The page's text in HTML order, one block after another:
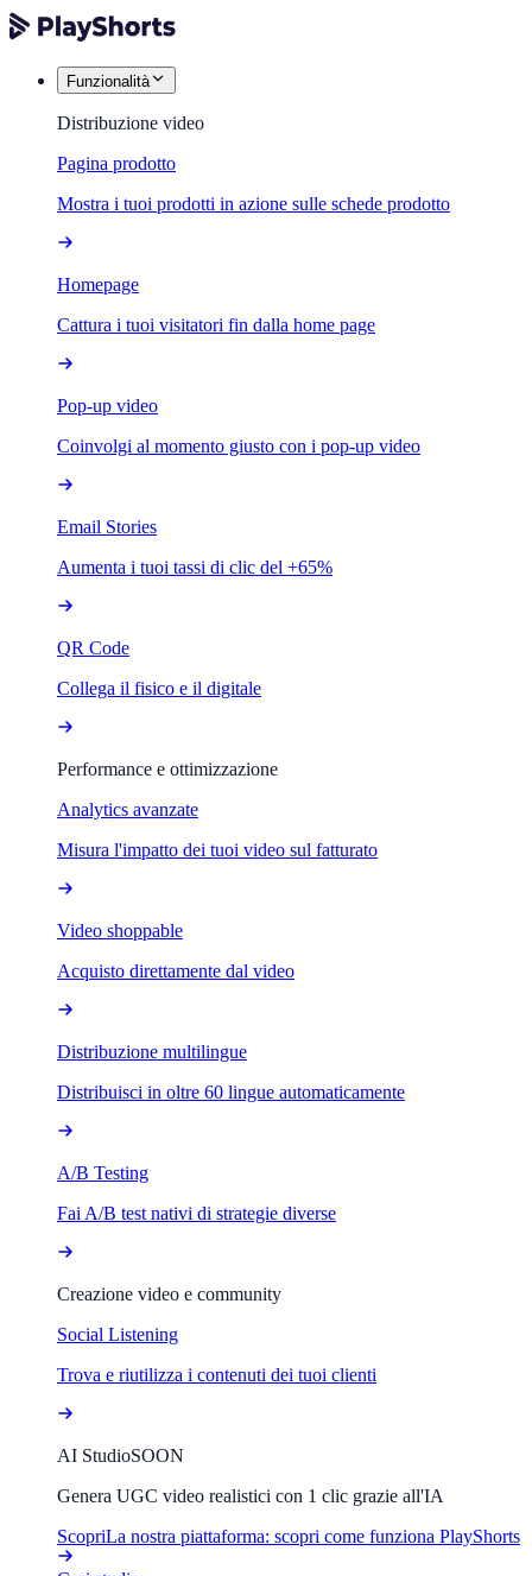
Funzionalità
Distribuzione video
Pagina prodotto
Mostra i tuoi prodotti in azione sulle schede prodotto
Homepage
Cattura i tuoi visitatori fin dalla home page
Pop-up video
Coinvolgi al momento giusto con i pop-up video
Email Stories
Aumenta i tuoi tassi di clic del +65%
QR Code
Collega il fisico e il digitale
Performance e ottimizzazione
Analytics avanzate
Misura l'impatto dei tuoi video sul fatturato
Video shoppable
Acquisto direttamente dal video
Distribuzione multilingue
Distribuisci in oltre 60 lingue automaticamente
A/B Testing
Fai A/B test nativi di strategie diverse
Creazione video e community
Social Listening
Trova e riutilizza i contenuti dei tuoi clienti
AI StudioSOON
Genera UGC video realistici con 1 clic grazie all'IA
ScopriLa nostra piattaforma: scopri come funziona PlayShorts